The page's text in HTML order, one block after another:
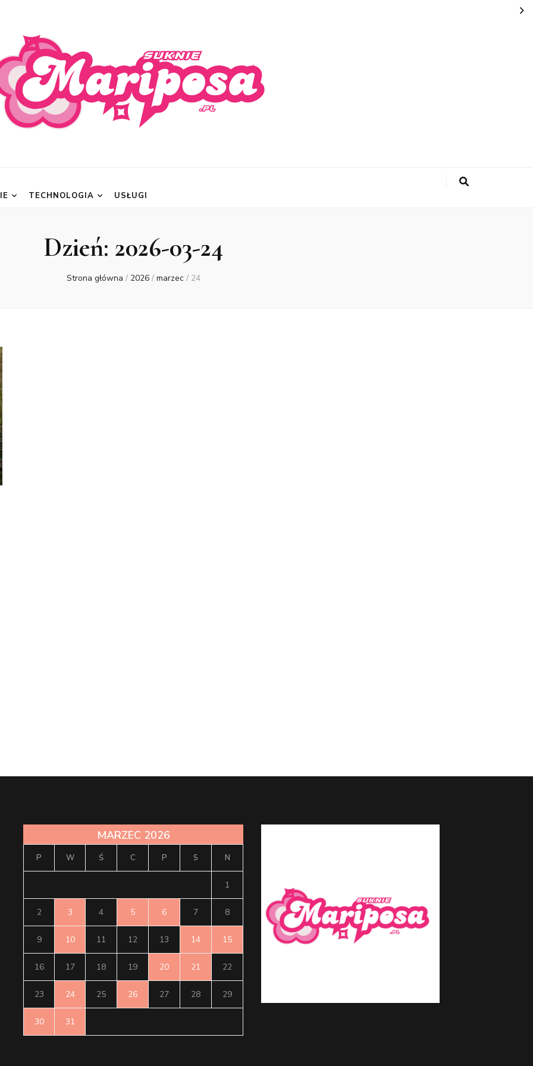
TECHNOLOGIA USŁUGI
Dzień: 2026-03-24
Strona główna / 2026 / marzec / 24
MARZEC 2026
P W Ś C P S N
1
2 3 4 5 6 7 8
9 10 11 12 13 14 15
16 17 18 19 20 21 22
23 24 25 26 27 28 29
30 31